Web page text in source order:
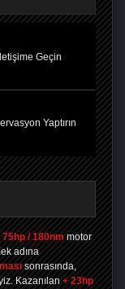
Geçin
Yaptırın
75hp / 180nm motor
adına
sonrasında,
Kazanılan + 23hp